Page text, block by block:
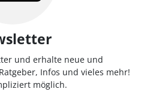
und erhalte neue und
Infos und vieles mehr!
möglich.